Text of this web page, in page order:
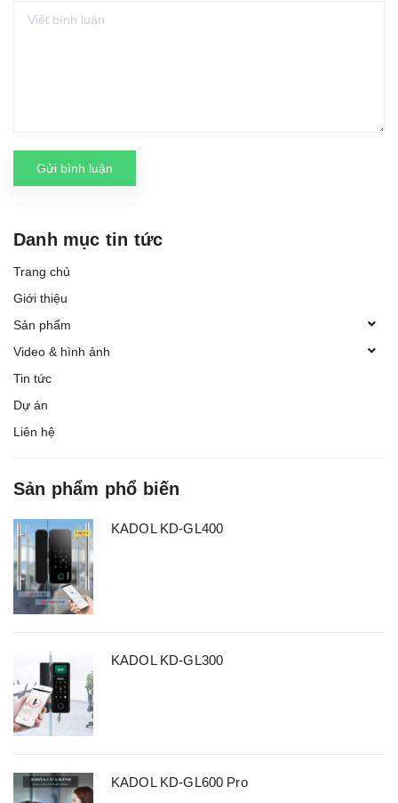
Gửi bình luận
Danh mục tin tức
Trang chủ
Giới thiệu
Sản phẩm
Video & hình ảnh
Tin tức
Dự án
Liên hệ
Sản phẩm phổ biến
KADOL KD-GL400
KADOL KD-GL300
KADOL KD-GL600 Pro